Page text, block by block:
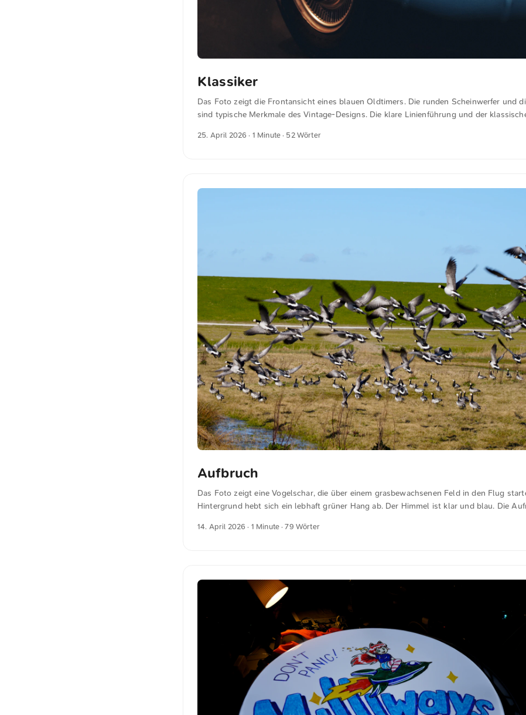
Klassiker
Das Foto zeigt die Frontansicht eines blauen Oldtimers. Die runden Scheinwerfer und
sind typische Merkmale des Vintage-Designs. Die klare Linienführung und der
Auflösung auf unsplash.com runterladen. Hier geht es zum Foto
25. April 2026 · 1 Minute · 52 Wörter
Aufbruch
Das Foto zeigt eine Vogelschar, die über einem grasbewachsenen Feld in den Flug
Hintergrund hebt sich ein lebhaft grüner Hang ab. Der Himmel ist klar und blau. Die
Zusammenspiel von Grün und Blau unterstreicht die Frische und Offenheit der Szene.
14. April 2026 · 1 Minute · 79 Wörter